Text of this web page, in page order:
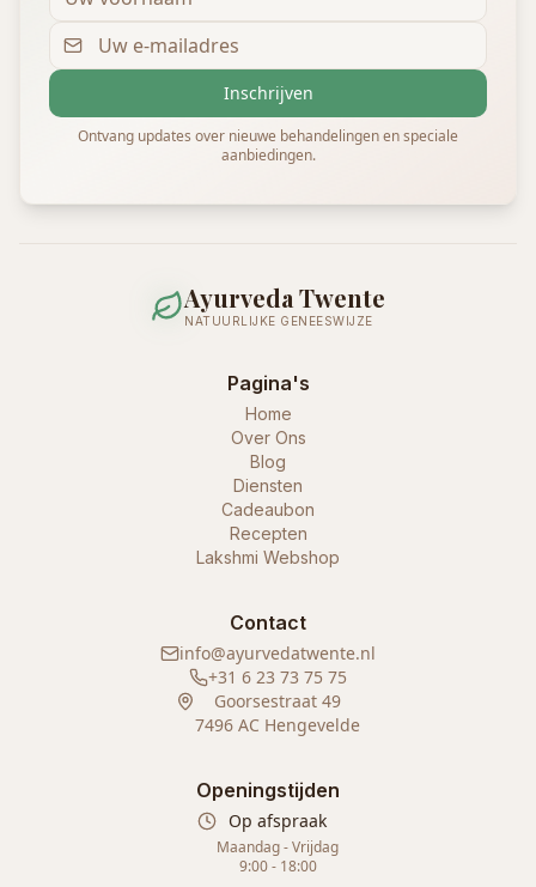
Inschrijven
Ontvang updates over nieuwe behandelingen en speciale
aanbiedingen.
Ayurveda Twente
NATUURLIJKE GENEESWIJZE
Pagina's
Home
Over Ons
Blog
Diensten
Cadeaubon
Recepten
Lakshmi Webshop
Contact
info@ayurvedatwente.nl
+31 6 23 73 75 75
Goorsestraat 49
7496 AC Hengevelde
Openingstijden
Op afspraak
Maandag - Vrijdag
9:00 - 18:00